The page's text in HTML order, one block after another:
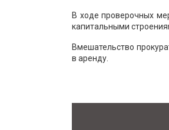
В ходе проверочных
капитальными
Вмешательство
в аренду.